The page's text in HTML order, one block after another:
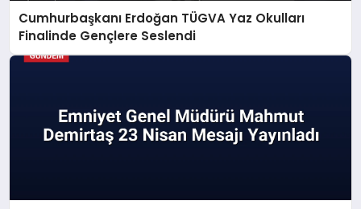
Cumhurbaşkanı Erdoğan TÜGVA Yaz Okulları
Finalinde Gençlere Seslendi